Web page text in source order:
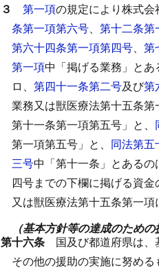
３ 第一項の規定により株式会
条第一項第六号、 第十二条第
第六十四条第一項第四号、 第
第一項中「掲げる業務」とあ
ロ、 第四十一条第二号及び第
業務又は獣医療法第十五条
第十一条第一項第五号」と、
第一項第五号」と、 同法第五
三号中「第十一条」とあるの
四号までの下欄に掲げる資
又は獣医療法第十五条第一項
（基本方針等の達成のための
第十六条 国及び都道府県は
その他の援助の実施に努める